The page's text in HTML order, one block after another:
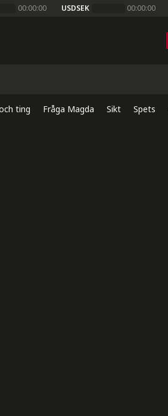
00:00:00 USDSEK 00:00:00
ting Fråga Magda Sikt Spets